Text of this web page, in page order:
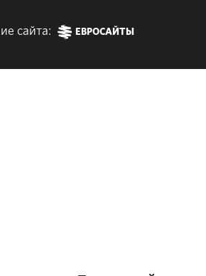
сайта: ЕВРОСАЙТЫ